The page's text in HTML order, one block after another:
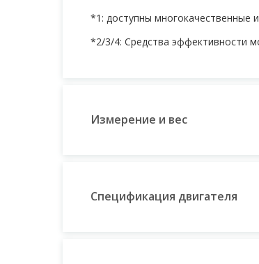
*1: доступны многокачественные
*2/3/4: Средства эффективности
Измерение и вес
Спецификация двигателя